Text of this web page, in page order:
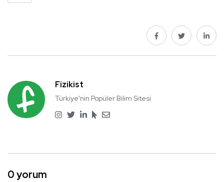
Fizikist
Türkiye'nin Popüler Bilim Sitesi
0 yorum